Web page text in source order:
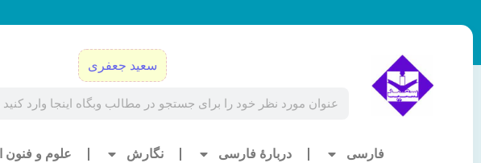
به
سعید جعفری
فارسی دربارۀ فارسی نگارش علوم و فنون